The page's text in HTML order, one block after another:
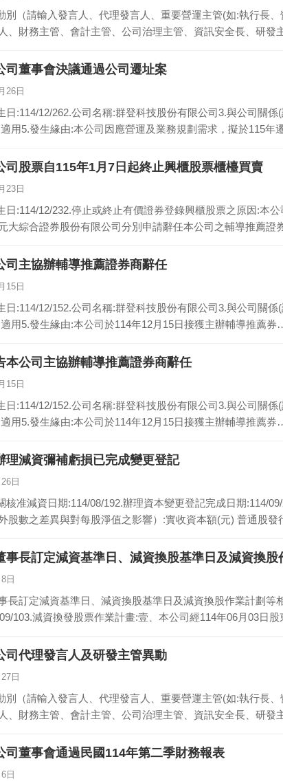
別（請輸入發言人、代理發言人、重要營運主管(如:執行長
、財務主管、會計主管、公司治理主管、資訊安全長、研
司董事會決議通過公司遷址案
26日
日:114/12/262.公司名稱:群登科技股份有限公司3.與公司關
用5.發生緣由:本公司因應營運及業務規劃需求，擬於115年
司股票自115年1月7日起終止興櫃股票櫃檯買賣
23日
日:114/12/232.停止或終止有價證券登錄興櫃股票之原因:本
大綜合證券股份有限公司分別申請辭任本公司之輔導推薦
司主協辦輔導推薦證券商辭任
15日
日:114/12/152.公司名稱:群登科技股份有限公司3.與公司關
用5.發生緣由:本公司於114年12月15日接獲主辦輔導推薦券
本公司主協辦輔導推薦證券商辭任
15日
日:114/12/152.公司名稱:群登科技股份有限公司3.與公司關
用5.發生緣由:本公司於114年12月15日接獲主辦輔導推薦券
理減資彌補虧損已完成變更登記
日
核准減資日期:114/08/192.辦理資本變更登記完成日期:114/
與流通在外股數之差異與對每股淨值之影響）:實收資
事長訂定減資基準日、減資換股基準日及減資換股
日
長訂定減資基準日、減資換股基準日及減資換股作業計劃等
103.減資換發股票作業計畫:壹、本公司經114年06月03日
司代理發言人及研發主管異動
日
別（請輸入發言人、代理發言人、重要營運主管(如:執行長
、財務主管、會計主管、公司治理主管、資訊安全長、研
司董事會通過民國114年第二季財務報表
日